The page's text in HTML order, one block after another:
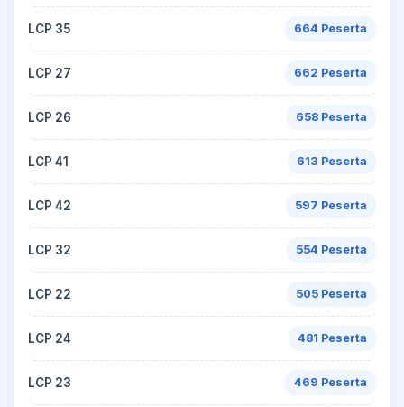
LCP 35 664 Peserta
LCP 27 662 Peserta
LCP 26 658 Peserta
LCP 41 613 Peserta
LCP 42 597 Peserta
LCP 32 554 Peserta
LCP 22 505 Peserta
LCP 24 481 Peserta
LCP 23 469 Peserta